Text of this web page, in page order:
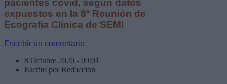
expuestos en la 8ª Reunión de
Ecografía Clínica de SEMI
Escribir un comentario
8 Octubre 2020 - 09:01
Escrito por Redaccion